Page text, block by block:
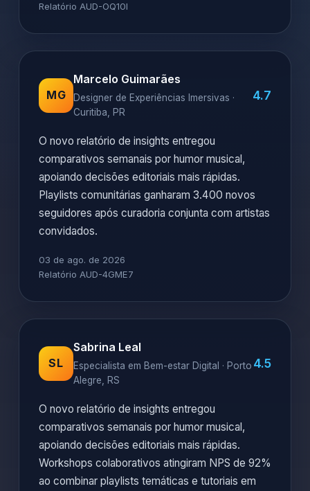
Relatório AUD-OQ10I
MG
Marcelo Guimarães
Designer de Experiências Imersivas ·
Curitiba, PR
4.7
O novo relatório de insights entregou
comparativos semanais por humor musical,
apoiando decisões editoriais mais rápidas.
Playlists comunitárias ganharam 3.400 novos
seguidores após curadoria conjunta com artistas
convidados.
03 de ago. de 2026
Relatório AUD-4GME7
SL
Sabrina Leal
Especialista em Bem-estar Digital · Porto
Alegre, RS
4.5
O novo relatório de insights entregou
comparativos semanais por humor musical,
apoiando decisões editoriais mais rápidas.
Workshops colaborativos atingiram NPS de 92%
ao combinar playlists temáticas e tutoriais em